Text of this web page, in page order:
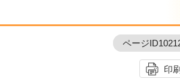
ページ
印刷